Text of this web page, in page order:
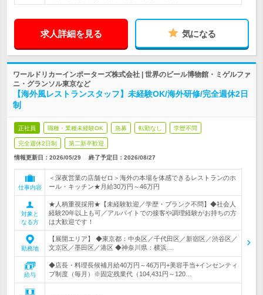
求人詳細を見る 気になる
ワールドリカーインポーターズ株式会社 | 世界のビール博物館・ミゲルファ
ニ・グランソル東京など
【海外風レストランスタッフ】未経験OK/海外研修/完全週休2日
制
正社員 職種・業種未経験OK 急募 転勤なし 学歴不問
完全週休2日制 第二新卒歓迎
情報更新日：2026/05/29 終了予定日： 2026/08/27
仕事内容
＜深夜営業の店舗ゼロ＞海外の本場を体感できるレストランのホ
ール・キッチン★月給30万円～46万円
対象と
なる方
★人柄重視採用★【未経験歓迎／学歴・ブランク不問】◆社会人
経験20年以上も可／アルバイトでの接客や調理経験がお持ちの方
は大歓迎です！
勤務地
【展開エリア】 ◆東京都：中央区／千代田区／新宿区／渋谷区／
文京区／墨田区／港区 ◆神奈川県：横浜…
給与
◆店長・料理長候補月給40万円～46万円+美容手当+インセンティ
ブ制度（毎月）※固定残業代（104,431円～120…